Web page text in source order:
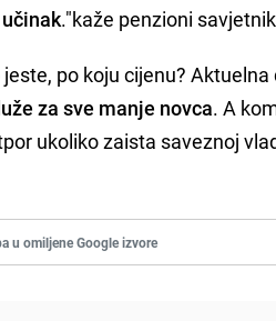
."kaže penzioni
po koju cijenu?
za sve manje novca. A
ukoliko zaista saveznoj
u omiljene Google izvore